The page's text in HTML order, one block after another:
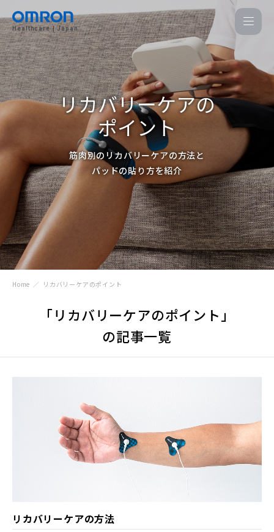
Healthcare Japan
リカバリーケアの
ポイント
筋肉別のリカバリーケアの方法と
パッドの貼り方を紹介
Home リカバリーケアのポイント
「リカバリーケアのポイント」
の記事一覧
リカバリーケアの方法